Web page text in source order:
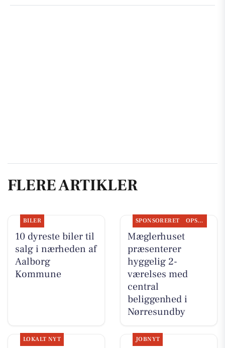
FLERE ARTIKLER
BILER
10 dyreste biler til
salg i nærheden af
Aalborg
Kommune
SPONSORERET OPSLAGSTAVLEN
Mæglerhuset
præsenterer
hyggelig 2-
værelses med
central
beliggenhed i
Nørresundby
LOKALT NYT JOBNYT